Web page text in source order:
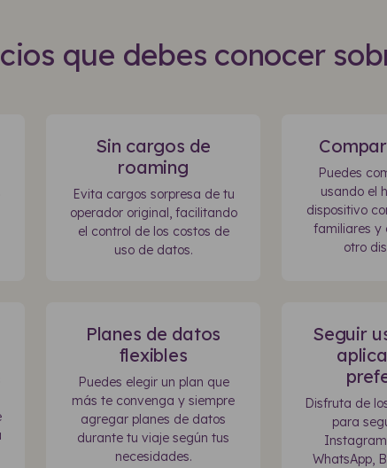
que debes conocer
Sin cargos de
roaming
Evita cargos sorpresa de tu
operador original, facilitando
el control de los costos de
uso de datos.
Puedes
usando el
dispositivo
familiares y
otro
Planes de datos
flexibles
Puedes elegir un plan que
más te convenga y siempre
agregar planes de datos
durante tu viaje según tus
necesidades.
Seguir
Disfruta de
para
WhatsApp,